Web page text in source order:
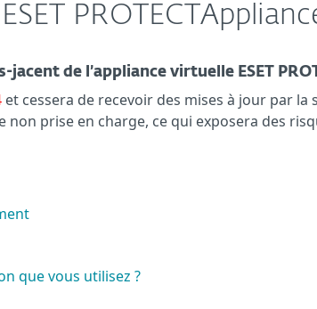
ESET
de l’appliance virtuelle ESET
et cessera de recevoir des mises à jour par la
prise en charge, ce qui exposera des
que vous utilisez ?